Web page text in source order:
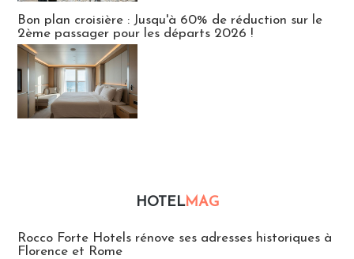
Bon plan croisière : Jusqu'à 60% de réduction sur le
2ème passager pour les départs 2026 !
HOTELMAG
Rocco Forte Hotels rénove ses adresses historiques à
Florence et Rome